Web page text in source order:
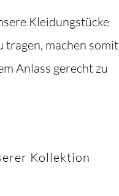
Kleidungstücke
tragen, machen somit
Anlass gerecht zu
Kollektion